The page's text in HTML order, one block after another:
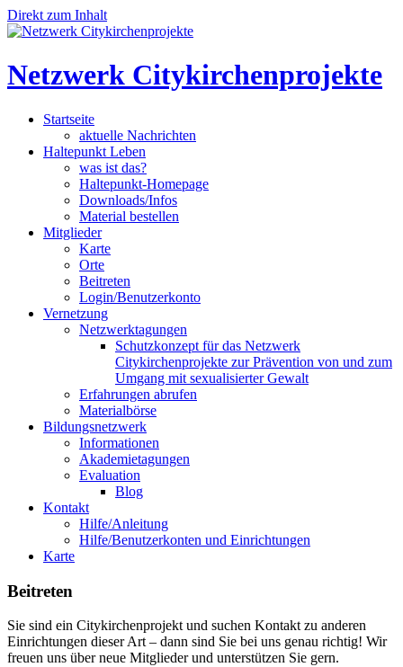
Direkt zum Inhalt
Netzwerk Citykirchenprojekte
Startseite
aktuelle Nachrichten
Haltepunkt Leben
was ist das?
Haltepunkt-Homepage
Downloads/Infos
Material bestellen
Mitglieder
Karte
Orte
Beitreten
Login/Benutzerkonto
Vernetzung
Netzwerktagungen
Schutzkonzept für das Netzwerk
Citykirchenprojekte zur Prävention von und zum
Umgang mit sexualisierter Gewalt
Erfahrungen abrufen
Materialbörse
Bildungsnetzwerk
Informationen
Akademietagungen
Evaluation
Blog
Kontakt
Hilfe/Anleitung
Hilfe/Benutzerkonten und Einrichtungen
Karte
Beitreten
Sie sind ein Citykirchenprojekt und suchen Kontakt zu anderen
Einrichtungen dieser Art – dann sind Sie bei uns genau richtig! Wir
freuen uns über neue Mitglieder und unterstützen Sie gern.